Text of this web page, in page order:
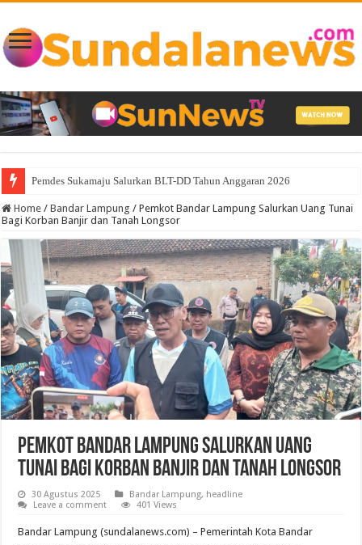
Akhiri Penantian 19 Tahun Warga, Bupati Radityo Egi Pastikan Akses
Home / Bandar Lampung / Pemkot Bandar Lampung Salurkan Uang Tunai
Bagi Korban Banjir dan Tanah Longsor
Pemkot Bandar Lampung Salurkan Uang
Tunai Bagi Korban Banjir dan Tanah Longsor
30 Agustus 2025 Bandar Lampung, headline
Leave a comment
401 Views
Bandar Lampung (sundalanews.com) – Pemerintah Kota Bandar